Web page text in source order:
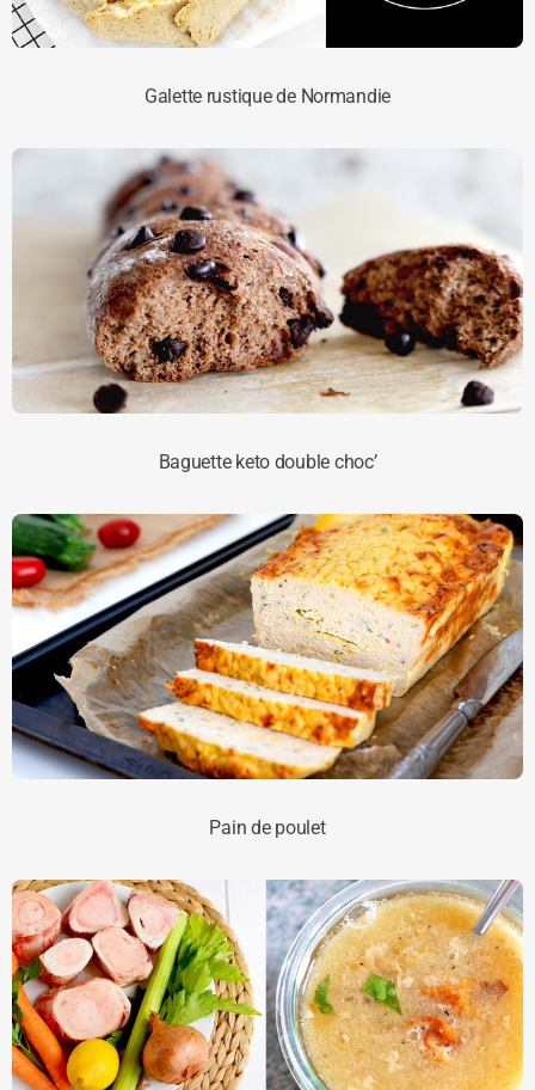
Galette rustique de Normandie
Baguette keto double choc’
Pain de poulet